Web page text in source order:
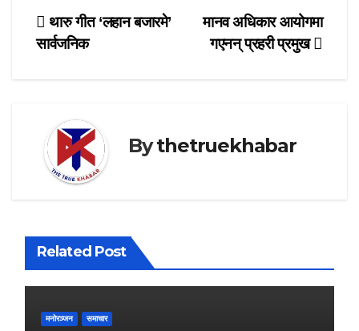
Post
navigation
मानव अधिकार आयोगमा
गएनन् प्रहरी प्रमुख
थारु गीत ‘लहान बजारमे’
सार्वजनिक
Bythetruekhabar
Related Post
मनोरञ्जन समाचार